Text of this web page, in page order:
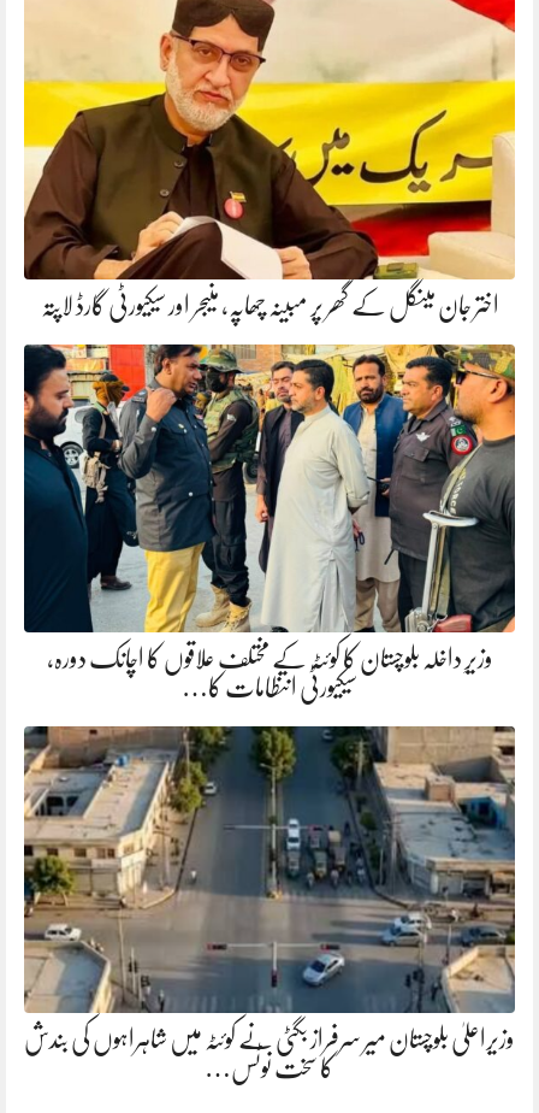
اختر جان مینگل کے گھر پر مبینہ چھاپہ، منیجر اور سیکیورٹی گارڈ لاپتہ
وزیرِ داخلہ بلوچستان کا کوئٹہ کے مختلف علاقوں کا اچانک دورہ،
سیکیورٹی انتظامات کا…
وزیراعلیٰ بلوچستان میر سرفراز بگٹی نے کوئٹہ میں شاہراہوں کی بندش
کا سخت نوٹس…